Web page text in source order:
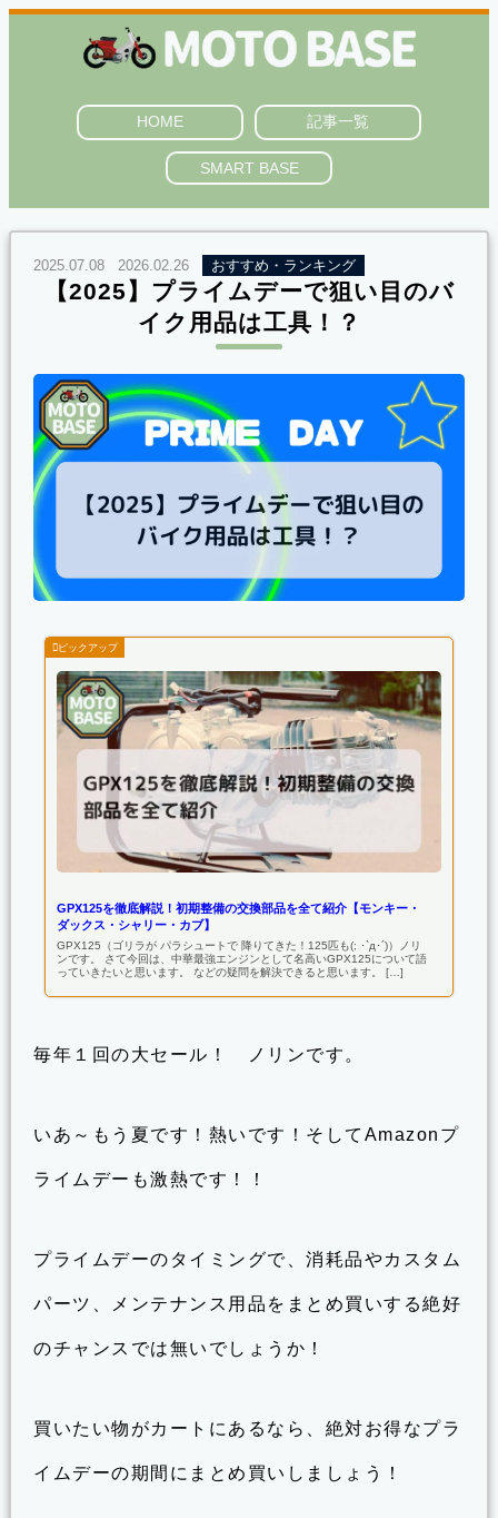
HOME 記事一覧
SMART BASE
2025.07.08 2026.02.26 おすすめ・ランキング
【2025】プライムデーで狙い目のバ
イク用品は工具！？
GPX125を徹底解説！初期整備の交換部品を全て紹介【モンキー・
ダックス・シャリー・カブ】
GPX125（ゴリラが パラシュートで 降りてきた！125匹も(; ･`д･´)）ノリ
ンです。 さて今回は、中華最強エンジンとして名高いGPX125について語
っていきたいと思います。 などの疑問を解決できると思います。 […]
毎年１回の大セール！ ノリンです。
いあ～もう夏です！熱いです！そしてAmazonプ
ライムデーも激熱です！！
プライムデーのタイミングで、消耗品やカスタム
パーツ、メンテナンス用品をまとめ買いする絶好
のチャンスでは無いでしょうか！
買いたい物がカートにあるなら、絶対お得なプラ
イムデーの期間にまとめ買いしましょう！